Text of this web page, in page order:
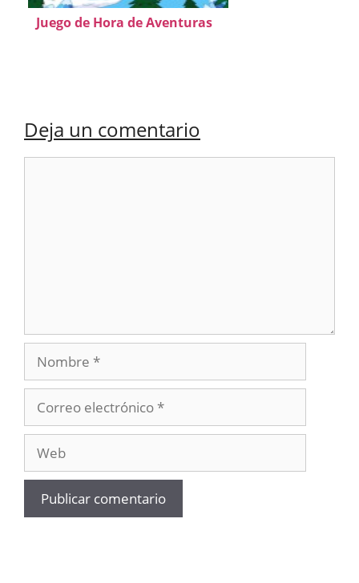
Juego de Hora de Aventuras
Deja un comentario
Nombre
electrónico